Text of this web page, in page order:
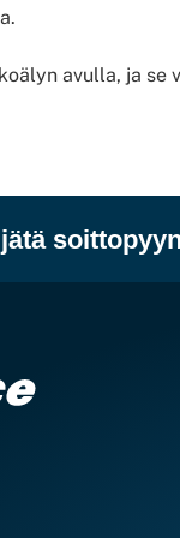
avulla, ja se